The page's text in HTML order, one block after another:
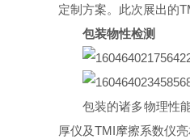
定制方案。此次展出的
包装物性检测
包装的诸多物理性
厚仪及TMI摩擦系数仪